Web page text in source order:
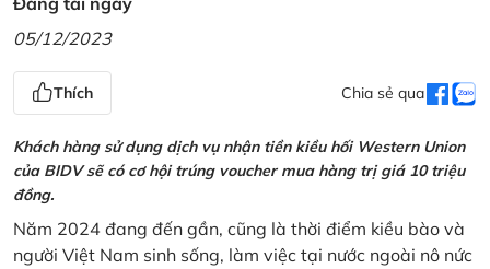
05/12/2023
Thích Chia sẻ qua
Khách hàng sử dụng dịch vụ nhận tiền kiều hối Western Union
của BIDV sẽ có cơ hội trúng voucher mua hàng trị giá 10 triệu
đồng.
Năm 2024 đang đến gần, cũng là thời điểm kiều bào và
người Việt Nam sinh sống, làm việc tại nước ngoài nô nức